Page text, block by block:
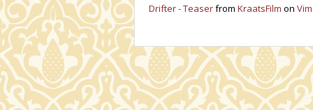
Drifter - Teaserfrom KraatsFilm on